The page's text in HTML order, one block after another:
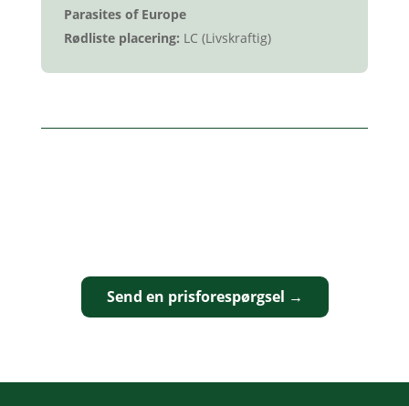
Parasites of Europe
Rødliste placering: LC (Livskraftig)
Send en prisforespørgsel →